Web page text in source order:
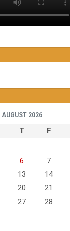
AUGUST 2026
T F
6 7
13 14
20 21
27 28